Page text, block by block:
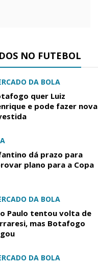
NO FUTEBOL
DA BOLA
quer Luiz
e pode fazer nova
dá prazo para
plano para a Copa
DA BOLA
Paulo tentou volta de
mas Botafogo
DA BOLA